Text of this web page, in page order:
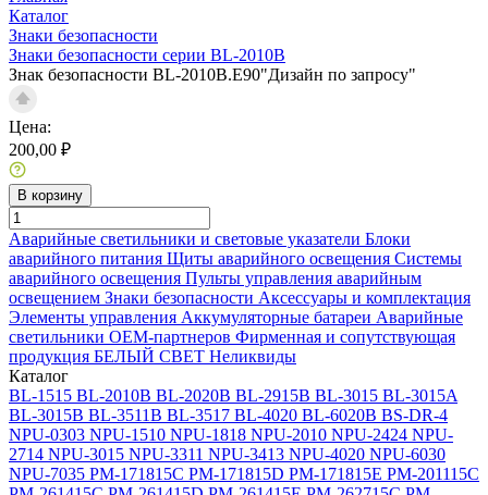
Каталог
Знаки безопасности
Знаки безопасности серии BL-2010B
Знак безопасности BL-2010B.E90"Дизайн по запросу"
Цена:
200,00 ₽
В корзину
Аварийные светильники и световые указатели Блоки
аварийного питания Щиты аварийного освещения Системы
аварийного освещения Пульты управления аварийным
освещением Знаки безопасности Аксессуары и комплектация
Элементы управления Аккумуляторные батареи Аварийные
светильники ОЕМ-партнеров Фирменная и сопутствующая
продукция БЕЛЫЙ СВЕТ Неликвиды
Каталог
BL-1515 BL-2010B BL-2020B BL-2915B BL-3015 BL-3015A
BL-3015B BL-3511B BL-3517 BL-4020 BL-6020B BS-DR-4
NPU-0303 NPU-1510 NPU-1818 NPU-2010 NPU-2424 NPU-
2714 NPU-3015 NPU-3311 NPU-3413 NPU-4020 NPU-6030
NPU-7035 PM-171815C PM-171815D PM-171815E PM-201115C